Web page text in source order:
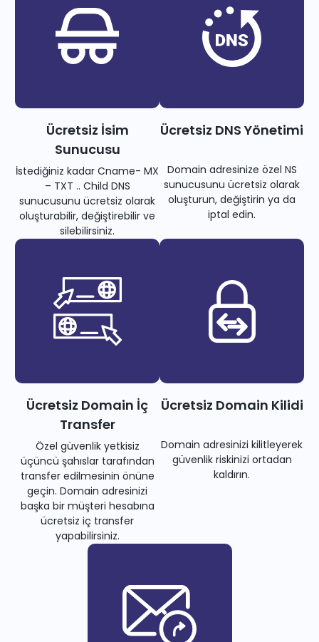
Ücretsiz İsim
Sunucusu
İstediğiniz kadar Cname- MX
– TXT .. Child DNS
sunucusunu ücretsiz olarak
oluşturabilir, değiştirebilir ve
silebilirsiniz.
Ücretsiz DNS Yönetimi
Domain adresinize özel NS
sunucusunu ücretsiz olarak
oluşturun, değiştirin ya da
iptal edin.
Ücretsiz Domain İç
Transfer
Özel güvenlik yetkisiz
üçüncü şahıslar tarafından
transfer edilmesinin önüne
geçin. Domain adresinizi
başka bir müşteri hesabına
ücretsiz iç transfer
yapabilirsiniz.
Ücretsiz Domain Kilidi
Domain adresinizi kilitleyerek
güvenlik riskinizi ortadan
kaldırın.